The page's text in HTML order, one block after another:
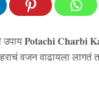
उपायPotachi Charbi
वजन वाढायला